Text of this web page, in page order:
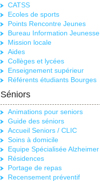
CATSS
Ecoles de sports
Points Rencontre Jeunes
Bureau Information Jeunesse
Mission locale
Aides
Collèges et lycées
Enseignement supérieur
Référents étudiants Bourges
Séniors
Animations pour seniors
Guide des séniors
Accueil Seniors / CLIC
Soins à domicile
Equipe Spécialisée Alzheimer
Résidences
Portage de repas
Recensement préventif